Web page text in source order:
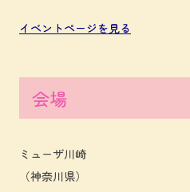
イベントページを見る
会場
ミューザ川崎
（神奈川県）